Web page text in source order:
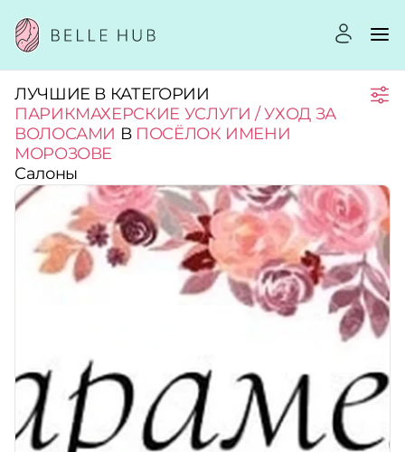
Город:
Категории:
Услуги:
Стоимость услуг:
Принимает сертификаты
ЛУЧШИЕ В КАТЕГОРИИ
ПАРИКМАХЕРСКИЕ УСЛУГИ / УХОД ЗА
ВОЛОСАМИ В ПОСЁЛОК ИМЕНИ
МОРОЗОВЕ
Салоны